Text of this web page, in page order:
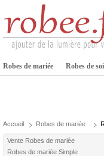
Robes de mariée Robes de
Accueil Robes de mariée
Vente Robes de mariée
Robes de mariée Simple